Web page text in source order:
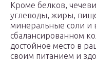
Кроме белков,
углеводы, жиры,
минеральные соли и
сбалансированном
достойное место в
своим питанием и